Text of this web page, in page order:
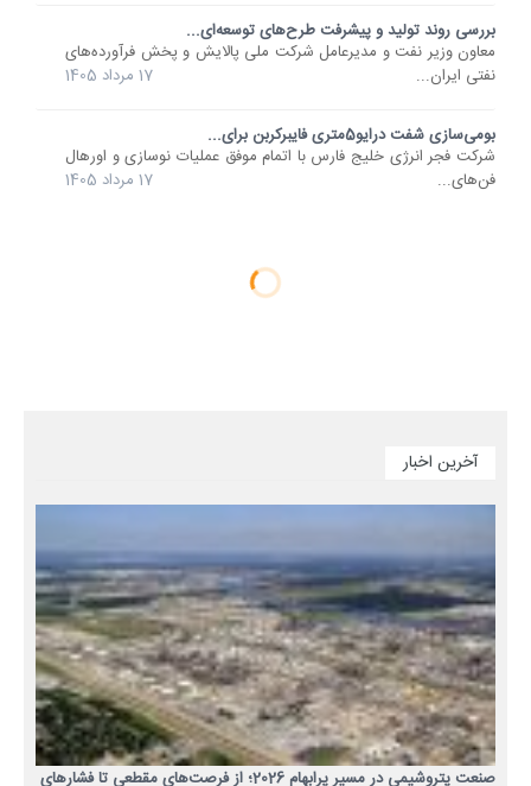
بررسی روند تولید و پیشرفت طرح‌های توسعه‌ای...
معاون وزیر نفت و مدیرعامل شرکت ملی پالایش و پخش فرآورده‌های
نفتی ایران...
17 مرداد 1405
بومی‌سازی شفت درایو5متری فایبرکربن برای...
شرکت فجر انرژی خلیج فارس با اتمام موفق عملیات نوسازی و اورهال
فن‌های...
17 مرداد 1405
آخرین اخبار
صنعت پتروشیمی در مسیر پرابهام 2026؛ از فرصت‌های مقطعی تا فشارهای